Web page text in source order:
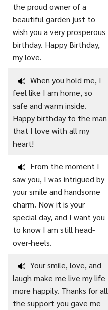
the proud owner of a
beautiful garden just to
wish you a very prosperous
birthday. Happy Birthday,
my love.
🔊 When you hold me, I
feel like I am home, so
safe and warm inside.
Happy birthday to the man
that I love with all my
heart!
🔊 From the moment I
saw you, I was intrigued by
your smile and handsome
charm. Now it is your
special day, and I want you
to know I am still head-
over-heels.
🔊 Your smile, love, and
laugh make me live my life
more happily. Thanks for all
the support you gave me